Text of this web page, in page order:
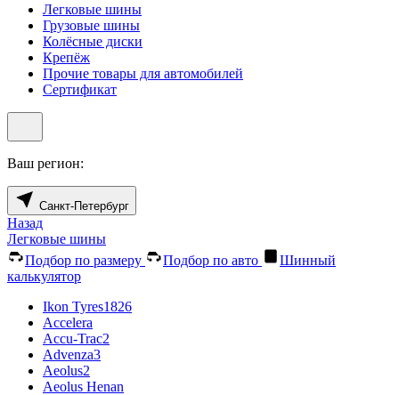
Легковые шины
Грузовые шины
Колёсные диски
Крепёж
Прочие товары для автомобилей
Сертификат
Ваш регион:
Санкт-Петербург
Назад
Легковые шины
Подбор по размеру
Подбор по авто
Шинный
калькулятор
Ikon Tyres1826
Accelera
Accu-Trac2
Advenza3
Aeolus2
Aeolus Henan